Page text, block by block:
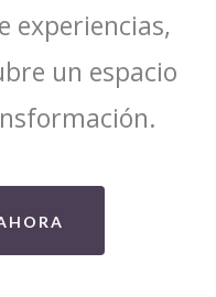
experiencias,
un espacio